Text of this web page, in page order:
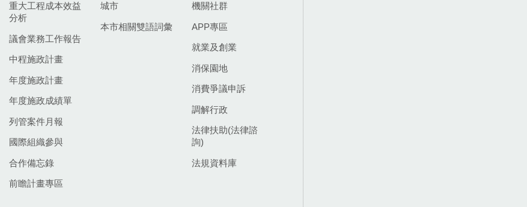
重大工程成本效益
分析
議會業務工作報告
中程施政計畫
年度施政計畫
年度施政成績單
列管案件月報
國際組織參與
合作備忘錄
前瞻計畫專區
城市
本市相關雙語詞彙
機關社群
APP專區
就業及創業
消保園地
消費爭議申訴
調解行政
法律扶助(法律諮
詢)
法規資料庫